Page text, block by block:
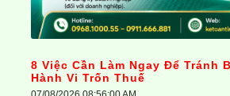
8 Việc Cần Làm Ngay Để Tránh
Hành Vi Trốn Thuế